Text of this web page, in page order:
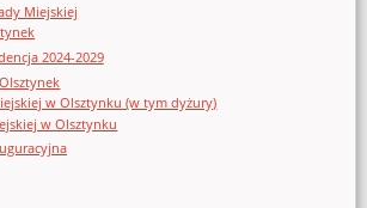
Miejskiej
2024-2029
w Olsztynku (w tym dyżury)
w Olsztynku